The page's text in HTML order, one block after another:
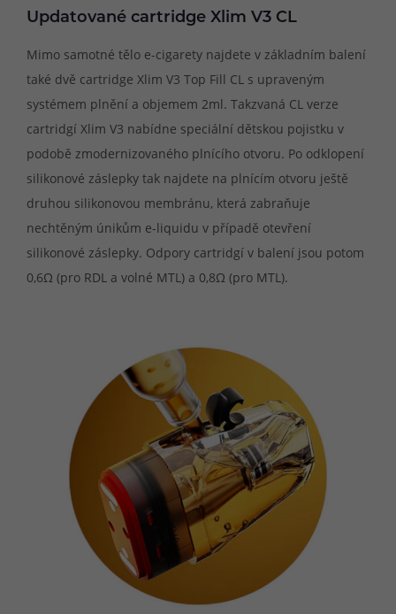
Updatované cartridge Xlim V3 CL
Mimo samotné tělo e-cigarety najdete v základním balení
také dvě cartridge Xlim V3 Top Fill CL s upraveným
systémem plnění a objemem 2ml. Takzvaná CL verze
cartridgí Xlim V3 nabídne speciální dětskou pojistku v
podobě zmodernizovaného plnícího otvoru. Po odklopení
silikonové záslepky tak najdete na plnícím otvoru ještě
druhou silikonovou membránu, která zabraňuje
nechtěným únikům e-liquidu v případě otevření
silikonové záslepky. Odpory cartridgí v balení jsou potom
0,6Ω (pro RDL a volné MTL) a 0,8Ω (pro MTL).